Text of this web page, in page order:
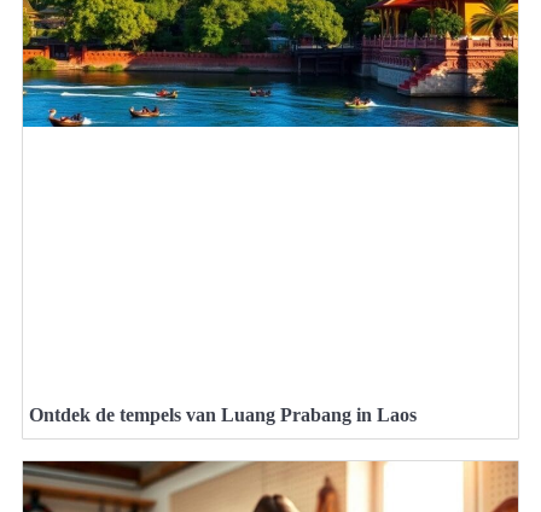
Ontdek de tempels van Luang Prabang in Laos